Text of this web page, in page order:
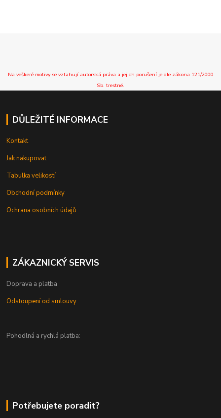
Na veškeré motivy se vztahují autorská práva a jejich porušení je dle zákona 121/2000
Sb. trestné.
DŮLEŽITÉ INFORMACE
Kontakt
Jak nakupovat
Tabulka velikostí
Obchodní podmínky
Ochrana osobních údajů
ZÁKAZNICKÝ SERVIS
Doprava a platba
Odstoupení od smlouvy
Pohodlná a rychlá platba:
Potřebujete poradit?